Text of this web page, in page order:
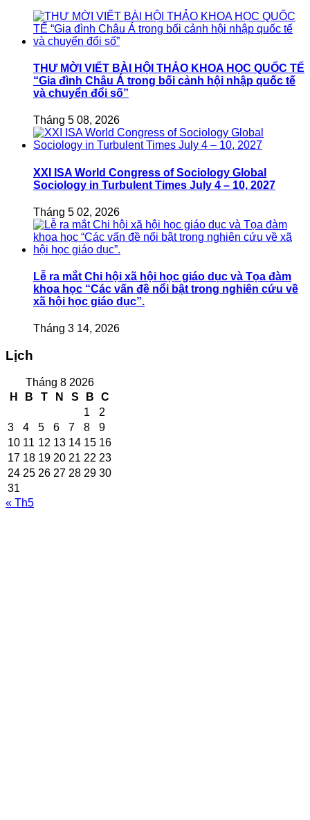
THƯ MỜI VIẾT BÀI HỘI THẢO KHOA HỌC QUỐC TẾ
“Gia đình Châu Á trong bối cảnh hội nhập quốc tế
và chuyển đổi số”
Tháng 5 08, 2026
XXI ISA World Congress of Sociology Global
Sociology in Turbulent Times July 4 – 10, 2027
Tháng 5 02, 2026
Lễ ra mắt Chi hội xã hội học giáo dục và Tọa đàm
khoa học “Các vấn đề nổi bật trong nghiên cứu về
xã hội học giáo dục”.
Tháng 3 14, 2026
Lịch
Tháng 8 2026
H
B T N S B
C
1
2
3
4 5 6 7 8
9
10 11 12 13 14 15 16
17 18 19 20 21 22 23
24 25 26 27 28 29 30
31
« Th5